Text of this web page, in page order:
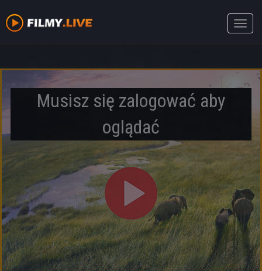
Toggle
Musisz się zalogować aby
oglądać